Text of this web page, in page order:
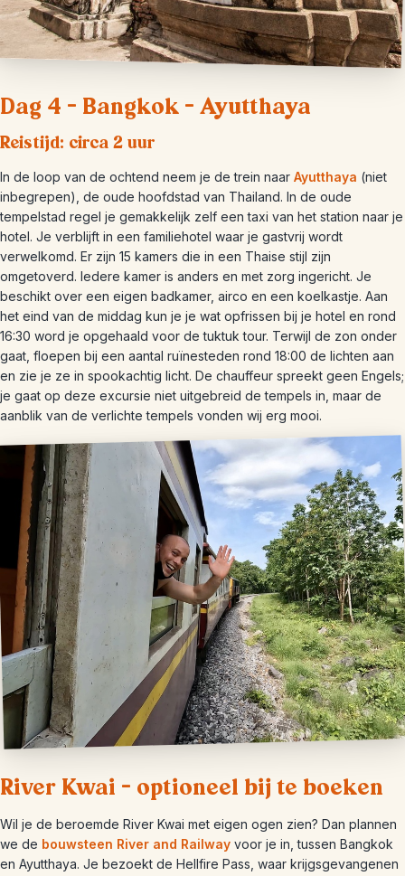
Dag 4 – Bangkok – Ayutthaya
Reistijd: circa 2 uur
In de loop van de ochtend neem je de trein naar Ayutthaya (niet
inbegrepen), de oude hoofdstad van Thailand. In de oude
tempelstad regel je gemakkelijk zelf een taxi van het station naar je
hotel. Je verblijft in een familiehotel waar je gastvrij wordt
verwelkomd. Er zijn 15 kamers die in een Thaise stijl zijn
omgetoverd. Iedere kamer is anders en met zorg ingericht. Je
beschikt over een eigen badkamer, airco en een koelkastje. Aan
het eind van de middag kun je je wat opfrissen bij je hotel en rond
16:30 word je opgehaald voor de tuktuk tour. Terwijl de zon onder
gaat, floepen bij een aantal ruïnesteden rond 18:00 de lichten aan
en zie je ze in spookachtig licht. De chauffeur spreekt geen Engels;
je gaat op deze excursie niet uitgebreid de tempels in, maar de
aanblik van de verlichte tempels vonden wij erg mooi.
River Kwai – optioneel bij te boeken
Wil je de beroemde River Kwai met eigen ogen zien? Dan plannen
we de bouwsteen River and Railway voor je in, tussen Bangkok
en Ayutthaya. Je bezoekt de Hellfire Pass, waar krijgsgevangenen